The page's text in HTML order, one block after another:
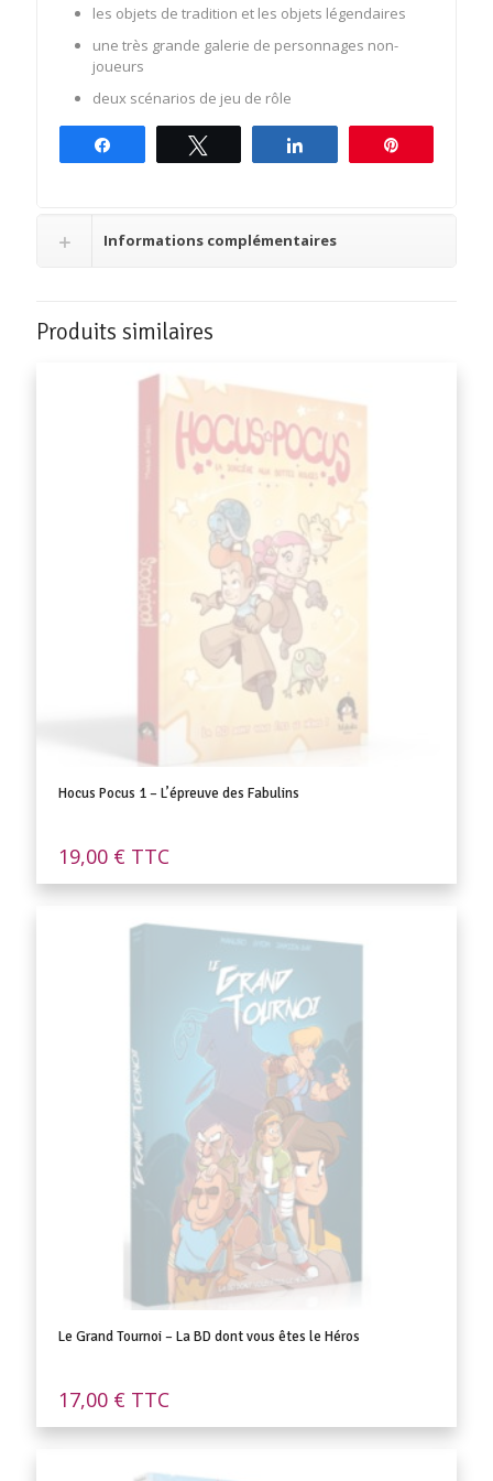
les objets de tradition et les objets légendaires
une très grande galerie de personnages non-
joueurs
deux scénarios de jeu de rôle
Informations complémentaires
Produits similaires
Hocus Pocus 1 – L’épreuve des Fabulins
19,00 € TTC
Le Grand Tournoi – La BD dont vous êtes le Héros
17,00 € TTC